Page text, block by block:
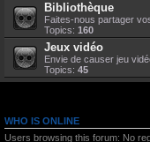
Bibliothèque
Faites-nous partager
Topics: 160
Jeux vidéo
Envie de causer jeu
Topics: 45
WHO IS ONLINE
Users browsing this forum: No